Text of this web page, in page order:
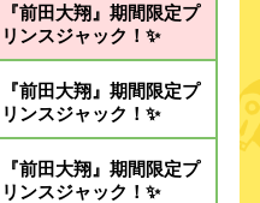
『前田大翔』期間限定プ
リンスジャック！✨
『前田大翔』期間限定プ
リンスジャック！✨
『前田大翔』期間限定プ
リンスジャック！✨